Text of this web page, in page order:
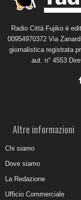
Radio Città Fujiko è
00954970372 Via
giornalistica registrata
aut. n° 4553
Altre informazioni
Chi siamo
Dove siamo
La Redazione
Ufficio Commerciale